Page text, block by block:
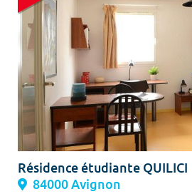
Type de location
Votre date d'entrée
Chercher
Résidence étudiante QUILICI
84000 Avignon